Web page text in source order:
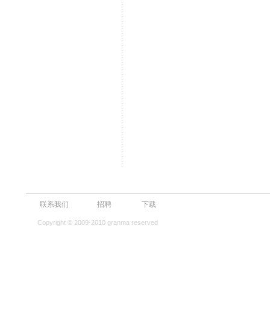
联系我们 招聘 下载
Copyright © 2009-2010 granma reserved